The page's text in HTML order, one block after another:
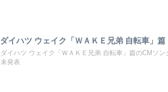
ダイハツ ウェイク「ＷＡＫＥ兄弟 自転車」
ダイハツ ウェイク「ＷＡＫＥ兄弟 自転車」篇のCMソ
未発表